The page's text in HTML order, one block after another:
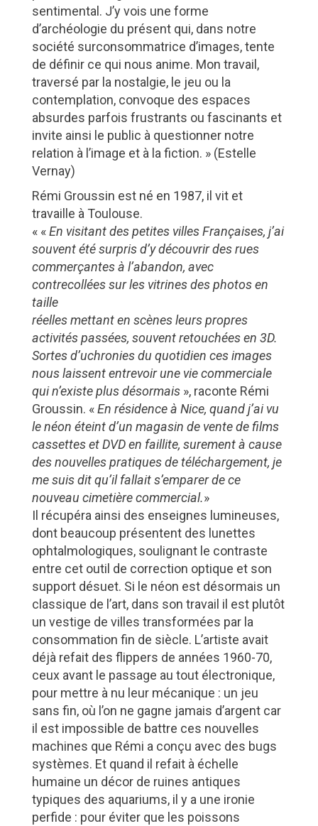
sentimental. J’y vois une forme
d’archéologie du présent qui, dans notre
société surconsommatrice d’images, tente
de définir ce qui nous anime. Mon travail,
traversé par la nostalgie, le jeu ou la
contemplation, convoque des espaces
absurdes parfois frustrants ou fascinants et
invite ainsi le public à questionner notre
relation à l’image et à la fiction. » (Estelle
Vernay)
Rémi Groussin est né en 1987, il vit et
travaille à Toulouse.
« «En visitant des petites villes Françaises, j’ai
souvent été surpris d’y découvrir des rues
commerçantes à l’abandon, avec
contrecollées sur les vitrines des photos en
taille
réelles mettant en scènes leurs propres
activités passées, souvent retouchées en 3D.
Sortes d’uchronies du quotidien ces images
nous laissent entrevoir une vie commerciale
qui n’existe plus désormais», raconte Rémi
Groussin. «En résidence à Nice, quand j’ai vu
le néon éteint d’un magasin de vente de films
cassettes et DVD en faillite, surement à cause
des nouvelles pratiques de téléchargement, je
me suis dit qu’il fallait s’emparer de ce
nouveau cimetière commercial.»
Il récupéra ainsi des enseignes lumineuses,
dont beaucoup présentent des lunettes
ophtalmologiques, soulignant le contraste
entre cet outil de correction optique et son
support désuet. Si le néon est désormais un
classique de l’art, dans son travail il est plutôt
un vestige de villes transformées par la
consommation fin de siècle. L’artiste avait
déjà refait des flippers de années 1960-70,
ceux avant le passage au tout électronique,
pour mettre à nu leur mécanique : un jeu
sans fin, où l’on ne gagne jamais d’argent car
il est impossible de battre ces nouvelles
machines que Rémi a conçu avec des bugs
systèmes. Et quand il refait à échelle
humaine un décor de ruines antiques
typiques des aquariums, il y a une ironie
perfide : pour éviter que les poissons